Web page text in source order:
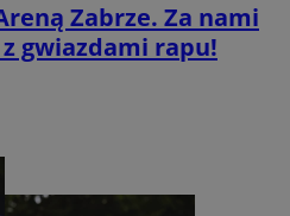
Zabrze. Za nami
gwiazdami rapu!